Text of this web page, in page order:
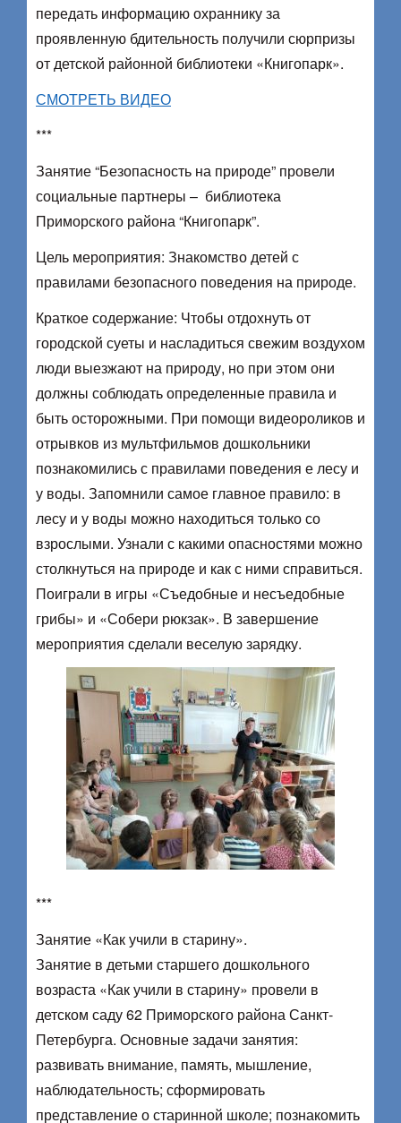
передать информацию охраннику за
проявленную бдительность получили сюрпризы
от детской районной библиотеки «Книгопарк».
СМОТРЕТЬ ВИДЕО
***
Занятие “Безопасность на природе” провели
социальные партнеры – библиотека
Приморского района “Книгопарк”.
Цель мероприятия: Знакомство детей с
правилами безопасного поведения на природе.
Краткое содержание: Чтобы отдохнуть от
городской суеты и насладиться свежим воздухом
люди выезжают на природу, но при этом они
должны соблюдать определенные правила и
быть осторожными. При помощи видеороликов и
отрывков из мультфильмов дошкольники
познакомились с правилами поведения е лесу и
у воды. Запомнили самое главное правило: в
лесу и у воды можно находиться только со
взрослыми. Узнали с какими опасностями можно
столкнуться на природе и как с ними справиться.
Поиграли в игры «Съедобные и несъедобные
грибы» и «Собери рюкзак». В завершение
мероприятия сделали веселую зарядку.
***
Занятие «Как учили в старину».
Занятие в детьми старшего дошкольного
возраста «Как учили в старину» провели в
детском саду 62 Приморского района Санкт-
Петербурга. Основные задачи занятия:
развивать внимание, память, мышление,
наблюдательность; сформировать
представление о старинной школе; познакомить